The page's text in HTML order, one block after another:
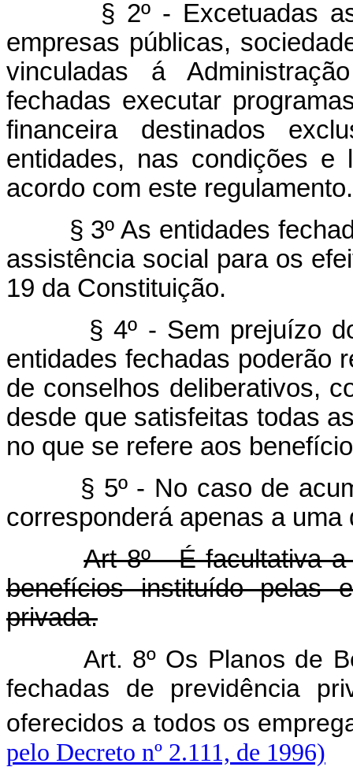
§ 2º - Excetuadas as
empresas públicas,
vinculadas á
fechadas executar
financeira destinados
entidades, nas condições e
acordo com este regulamento.
§ 3º As entidades
assistência social para os
19 da Constituição.
§ 4º - Sem prejuízo do
entidades fechadas poderão
de conselhos deliberativos,
desde que satisfeitas todas
no que se refere aos
§ 5º - No caso de
corresponderá apenas a
Art 8º - É facultativa
benefícios instituído pelas
privada.
Art. 8º Os Planos de
fechadas de previdência
oferecidos a todos os
pelo Decreto nº 2.111, de 1996)